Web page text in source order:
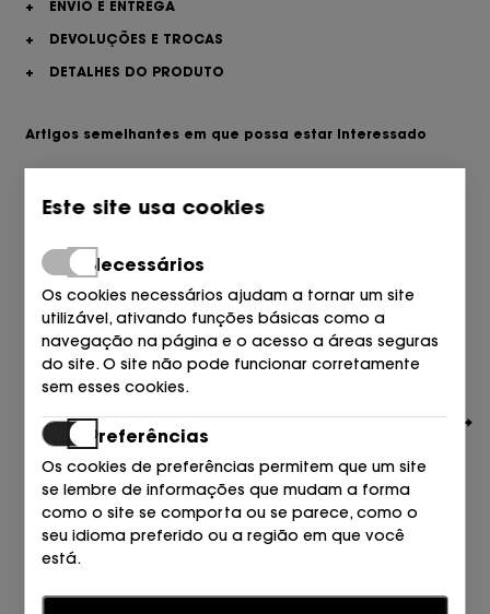
+
ENVIO E ENTREGA
+
DEVOLUÇÕES E TROCAS
+
DETALHES DO PRODUTO
Artigos semelhantes em que possa estar interessado
EXE
BOTIN CREMALLERA +TACHAS LICRA NEGRO PRETO
109,00€
Este site usa cookies
Necessários
Os cookies necessários ajudam a tornar um site
utilizável, ativando funções básicas como a
navegação na página e o acesso a áreas seguras
do site. O site não pode funcionar corretamente
sem esses cookies.
Preferências
Os cookies de preferências permitem que um site
se lembre de informações que mudam a forma
como o site se comporta ou se parece, como o
seu idioma preferido ou a região em que você
está.